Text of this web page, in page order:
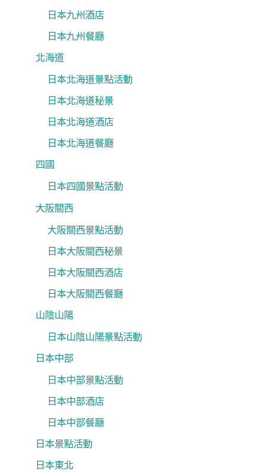
日本九州酒店
日本九州餐廳
北海道
日本北海道景點活動
日本北海道秘景
日本北海道酒店
日本北海道餐廳
四國
日本四國景點活動
大阪關西
大阪關西景點活動
日本大阪關西秘景
日本大阪關西酒店
日本大阪關西餐廳
山陰山陽
日本山陰山陽景點活動
日本中部
日本中部景點活動
日本中部酒店
日本中部餐廳
日本景點活動
日本東北